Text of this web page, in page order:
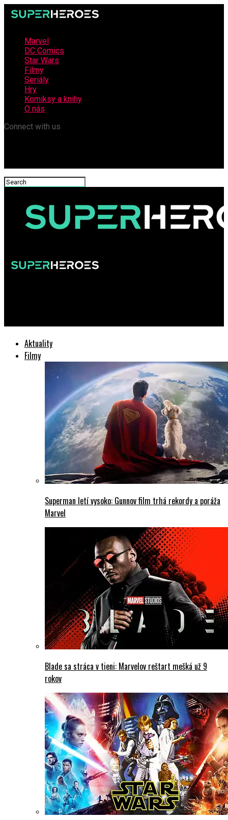
Marvel
DC Comics
Star Wars
Filmy
Seriály
Hry
Komiksy a knihy
O nás
Connect with us
Aktuality
Filmy
Superman letí vysoko: Gunnov film trhá rekordy a poráža
Marvel
Blade sa stráca v tieni: Marvelov reštart mešká už 9
rokov